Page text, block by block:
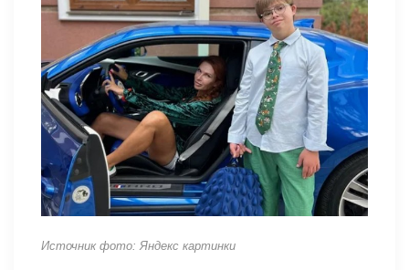
Источник фото: Яндекс картинки